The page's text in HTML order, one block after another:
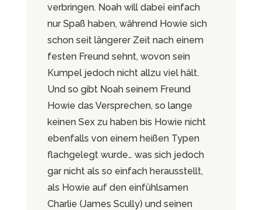
verbringen. Noah will dabei einfach
nur Spaß haben, während Howie sich
schon seit längerer Zeit nach einem
festen Freund sehnt, wovon sein
Kumpel jedoch nicht allzu viel hält.
Und so gibt Noah seinem Freund
Howie das Versprechen, so lange
keinen Sex zu haben bis Howie nicht
ebenfalls von einem heißen Typen
flachgelegt wurde… was sich jedoch
gar nicht als so einfach herausstellt,
als Howie auf den einfühlsamen
Charlie (James Scully) und seinen